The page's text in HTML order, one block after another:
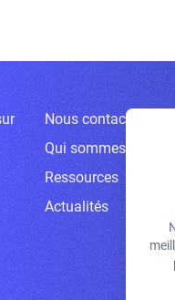
Nous contacter
Qui sommes-nous ?
Ressources
Actualités